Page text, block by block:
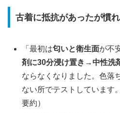
古着に抵抗があったが慣
「最初は匂いと衛生面が不
剤に30分浸け置き→中性洗
ならなくなりました。色落
ない所でテストしています
要約）